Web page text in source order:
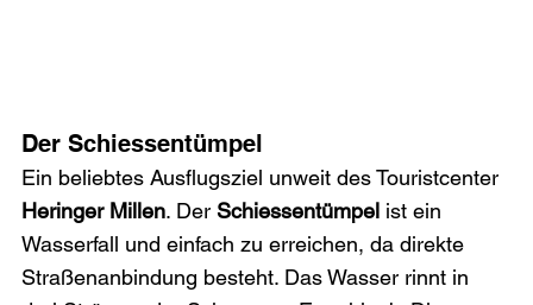
Der Schiessentümpel
Ein beliebtes Ausflugsziel unweit des Touristcenter
Heringer Millen. Der Schiessentümpel ist ein
Wasserfall und einfach zu erreichen, da direkte
Straßenanbindung besteht. Das Wasser rinnt in